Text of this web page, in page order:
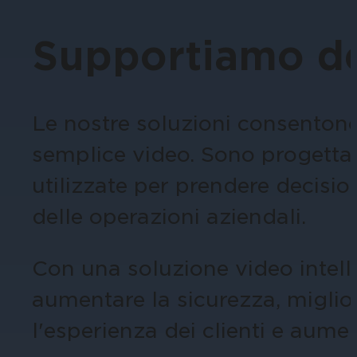
Sanità
Proteggi personale, pazienti e
sicura.
Videocamere per tipologia
Affidati a immagini nitide e sicure
l'acquisto o la configurazione.
Altre soluzioni integrate
Necessiti di una soluzione per
Supportiamo
Le nostre soluzioni
semplice video. Sono
utilizzate per prendere
delle operazioni aziendali.
Con una soluzione video
aumentare la sicurezza,
l'esperienza dei clienti e